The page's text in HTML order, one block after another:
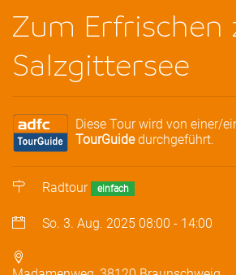
Zum Erfrischen
Salzgittersee
Diese Tour wird von einer/
TourGuidedurchgeführt.
Radtour einfach
So. 3. Aug. 2025 08:00 - 14:00